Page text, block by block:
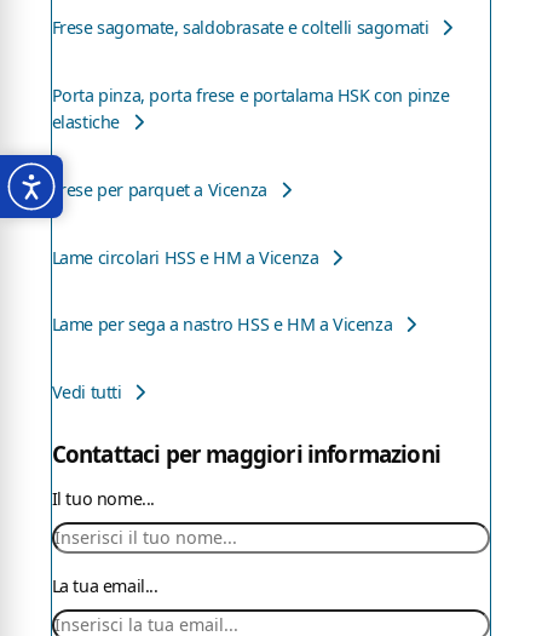
Frese sagomate, saldobrasate e coltelli sagomati
Porta pinza, porta frese e portalama HSK con pinze
elastiche
Frese per parquet a Vicenza
Lame circolari HSS e HM a Vicenza
Lame per sega a nastro HSS e HM a Vicenza
Vedi tutti
Contattaci per maggiori informazioni
Il tuo nome...
La tua email...